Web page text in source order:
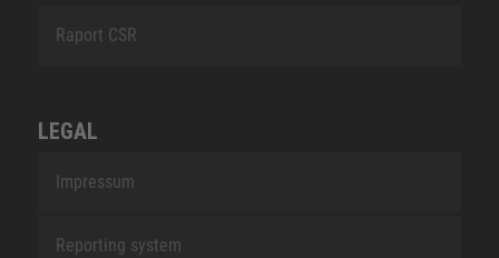
Raport CSR
LEGAL
Impressum
Reporting system